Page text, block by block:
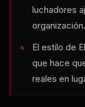
luchadores
organización.
El estilo de
que hace
reales en